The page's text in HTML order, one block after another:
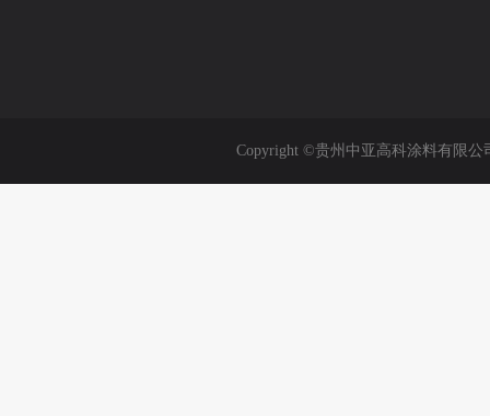
Copyright ©贵州中亚高科涂料有限公